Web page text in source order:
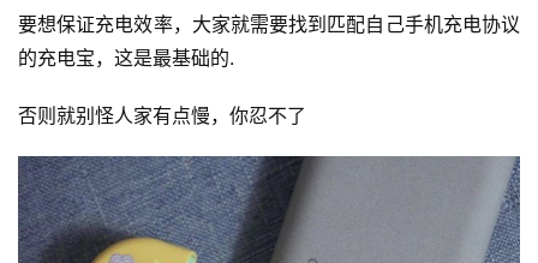
要想保证充电效率，大家就需要找到匹配自己手机充电协议
的充电宝，这是最基础的.
否则就别怪人家有点慢，你忍不了